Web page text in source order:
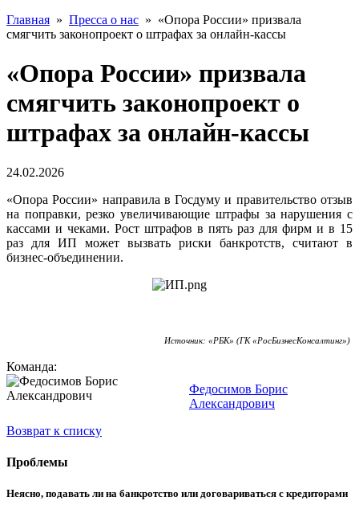
Главная » Пресса о нас » «Опора России» призвала
смягчить законопроект о штрафах за онлайн-кассы
«Опора России» призвала
смягчить законопроект о
штрафах за онлайн-кассы
24.02.2026
«Опора России» направила в Госдуму и правительство отзыв
на поправки, резко увеличивающие штрафы за нарушения с
кассами и чеками. Рост штрафов в пять раз для фирм и в 15
раз для ИП может вызвать риски банкротств, считают в
бизнес-объединении.
Источник: «РБК» (ГК «РосБизнесКонсалтинг»)
Команда:
Федосимов Борис
Александрович
Возврат к списку
Проблемы
Неясно, подавать ли на банкротство или договариваться с кредиторами